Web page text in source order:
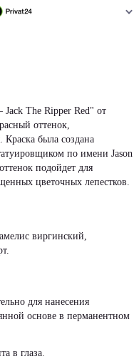
Jack The Ripper Red" от
оттенок,
была создана
по имени Jason
подойдет для
цветочных лепестков.
виргинский,
для нанесения
основе в перманентном
в глаза.